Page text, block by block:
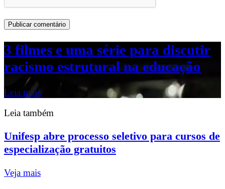
3 filmes e uma série para discutir
racismo estrutural na educação
Leia mais
Leia também
Unifesp abre processo seletivo para cursos de
especialização gratuitos
Veja mais